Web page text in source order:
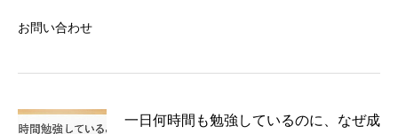
お問い合わせ
一日何時間も勉強しているのに、なぜ成